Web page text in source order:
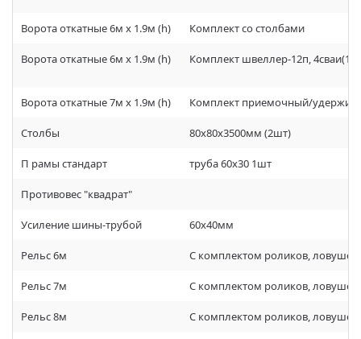
Ворота откатные 6м х 1.9м (h) Комплект со столбами
Ворота откатные 6м х 1.9м (h) Комплект швеллер-12п,
Ворота откатные 7м х 1.9м (h) Комплект приемочный/
Столбы 80х80х3500мм (2шт)
П рамы стандарт труба 60х30 1шт
Противовес "квадрат"
Усиление шины-трубой 60х40мм
Рельс 6м С комплектом роликов, ловушек
Рельс 7м С комплектом роликов, ловушек
Рельс 8м С комплектом роликов, ловушек